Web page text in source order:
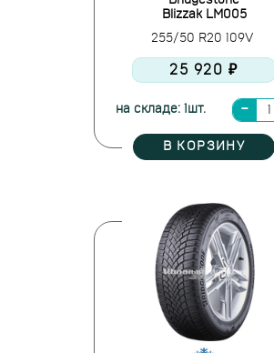
Blizzak LM005
255/50 R20 109V
25 920 ₽
на складе: 1шт.
В КОРЗИНУ